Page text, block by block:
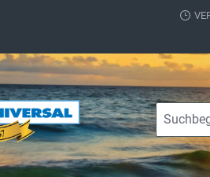
springen